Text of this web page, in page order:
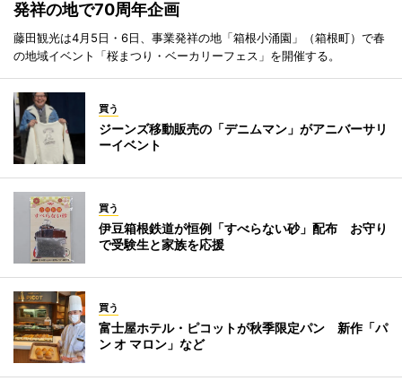
発祥の地で70周年企画
藤田観光は4月5日・6日、事業発祥の地「箱根小涌園」（箱根町）で春
の地域イベント「桜まつり・ベーカリーフェス」を開催する。
買う
ジーンズ移動販売の「デニムマン」がアニバーサリ
ーイベント
買う
伊豆箱根鉄道が恒例「すべらない砂」配布 お守り
で受験生と家族を応援
買う
富士屋ホテル・ピコットが秋季限定パン 新作「パ
ン オ マロン」など